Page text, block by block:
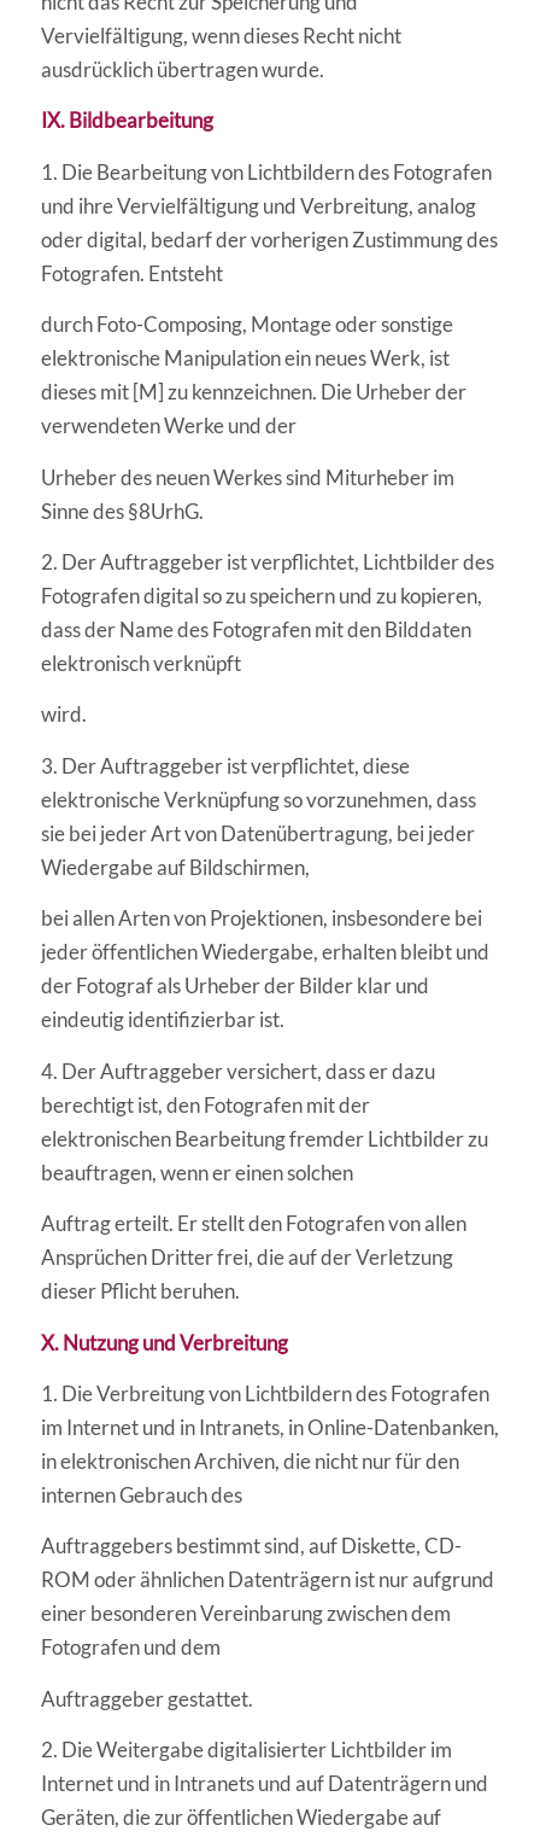
Vervielfältigung, wenn dieses Recht nicht
ausdrücklich übertragen wurde.
IX. Bildbearbeitung
1. Die Bearbeitung von Lichtbildern des Fotografen
und ihre Vervielfältigung und Verbreitung, analog
oder digital, bedarf der vorherigen Zustimmung des
Fotografen. Entsteht
durch Foto-Composing, Montage oder sonstige
elektronische Manipulation ein neues Werk, ist
dieses mit [M] zu kennzeichnen. Die Urheber der
verwendeten Werke und der
Urheber des neuen Werkes sind Miturheber im
Sinne des §8UrhG.
2. Der Auftraggeber ist verpflichtet, Lichtbilder des
Fotografen digital so zu speichern und zu kopieren,
dass der Name des Fotografen mit den Bilddaten
elektronisch verknüpft
wird.
3. Der Auftraggeber ist verpflichtet, diese
elektronische Verknüpfung so vorzunehmen, dass
sie bei jeder Art von Datenübertragung, bei jeder
Wiedergabe auf Bildschirmen,
bei allen Arten von Projektionen, insbesondere bei
jeder öffentlichen Wiedergabe, erhalten bleibt und
der Fotograf als Urheber der Bilder klar und
eindeutig identifizierbar ist.
4. Der Auftraggeber versichert, dass er dazu
berechtigt ist, den Fotografen mit der
elektronischen Bearbeitung fremder Lichtbilder zu
beauftragen, wenn er einen solchen
Auftrag erteilt. Er stellt den Fotografen von allen
Ansprüchen Dritter frei, die auf der Verletzung
dieser Pflicht beruhen.
X. Nutzung und Verbreitung
1. Die Verbreitung von Lichtbildern des Fotografen
im Internet und in Intranets, in Online-Datenbanken,
in elektronischen Archiven, die nicht nur für den
internen Gebrauch des
Auftraggebers bestimmt sind, auf Diskette, CD-
ROM oder ähnlichen Datenträgern ist nur aufgrund
einer besonderen Vereinbarung zwischen dem
Fotografen und dem
Auftraggeber gestattet.
2. Die Weitergabe digitalisierter Lichtbilder im
Internet und in Intranets und auf Datenträgern und
Geräten, die zur öffentlichen Wiedergabe auf